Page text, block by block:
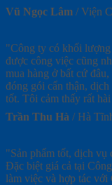
Vũ Ngọc Lâm / Viện
"Công ty có khối
được công việc cũng
mua hàng ở bất cứ
đóng gói cẩn thận, dịch
tốt. Tôi cảm thấy rất
Trần Thu Hà / Hà
"Sản phẩm tốt, dịch vụ
Đặc biệt giá cả tại
làm việc và hợp tác với